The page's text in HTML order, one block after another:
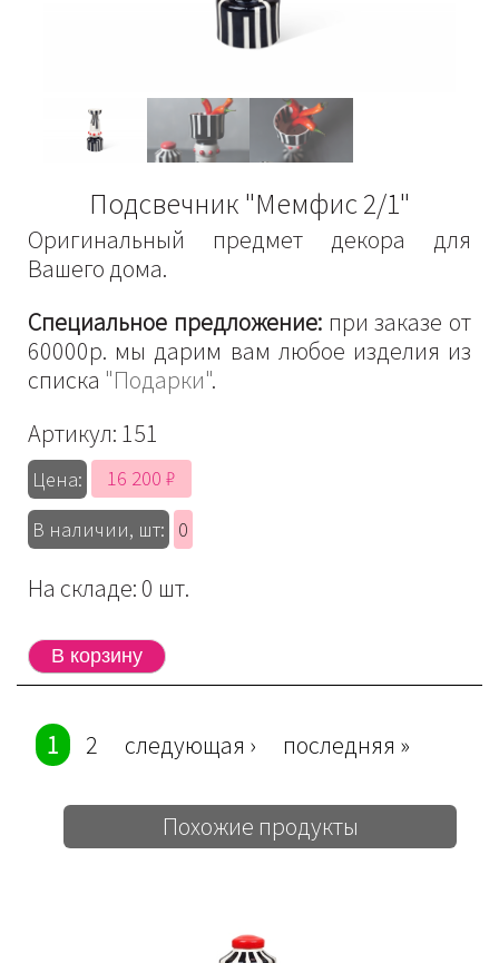
Подсвечник "Мемфис 2/1"
Оригинальный предмет декора для
Вашего дома.
Специальное предложение:при заказе от
60000р. мы дарим вам любое изделия из
списка "Подарки".
Артикул: 151
Цена:
16 200 ₽
В наличии, шт:
0
На складе: 0 шт.
1 2 следующая › последняя »
Похожие продукты